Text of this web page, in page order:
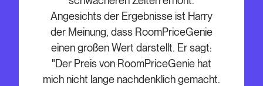
Angesichts der Ergebnisse ist Harry
der Meinung, dass RoomPriceGenie
einen großen Wert darstellt. Er sagt:
"Der Preis von RoomPriceGenie hat
mich nicht lange nachdenklich gemacht.